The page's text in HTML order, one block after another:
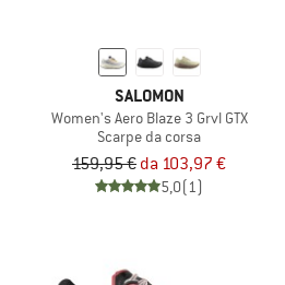
SALOMON
Women's Aero Blaze 3 Grvl GTX
Scarpe da corsa
159,95 € da 103,97 €
5,0(1)